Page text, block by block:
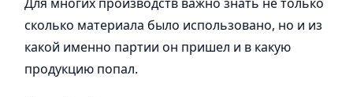
сколько материала было использовано, но и из
какой именно партии он пришел и в какую
продукцию попал.